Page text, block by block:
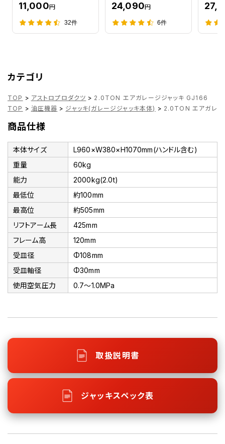
11,000円
32件
24,090円
6件
カテゴリ
TOP > アストロプロダクツ > 2.0TON エアガレージジャッキ GJ166
TOP > 油圧機器 > ジャッキ(ガレージジャッキ本体) > 2.0TON エアガレ
商品仕様
本体サイズ
L960×W380×H1070mm(ハンドル含む)
重量
60kg
能力
2000kg(2.0t)
最低位
約100mm
最高位
約505mm
リフトアーム長
425mm
フレーム高
120mm
受皿径
Φ108mm
受皿軸径
Φ30mm
使用空気圧力
0.7～1.0MPa
取扱説明書
ジャッキスペック表